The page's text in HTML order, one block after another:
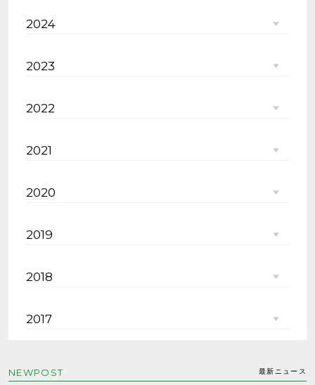
2024
2023
2022
2021
2020
2019
2018
2017
NEWPOST 最新ニュース